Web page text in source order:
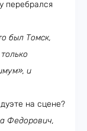
перебрался
был Томск,
и
на сцене?
Федорович,